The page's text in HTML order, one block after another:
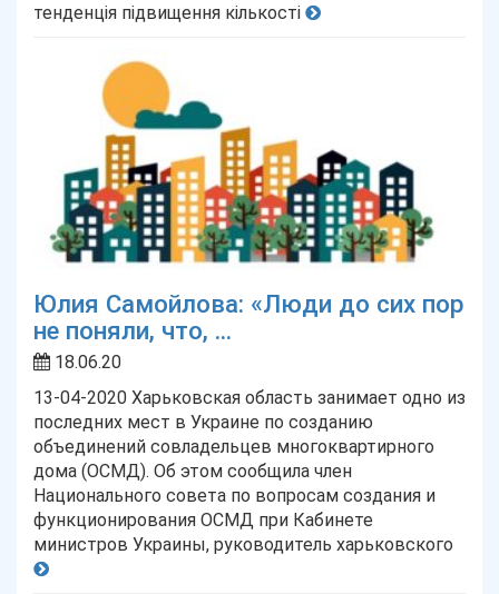
тенденція підвищення кількості
Юлия Самойлова: «Люди до сих пор
не поняли, что, ...
18.06.20
13-04-2020 Харьковская область занимает одно из
последних мест в Украине по созданию
объединений совладельцев многоквартирного
дома (ОСМД). Об этом сообщила член
Национального совета по вопросам создания и
функционирования ОСМД при Кабинете
министров Украины, руководитель харьковского